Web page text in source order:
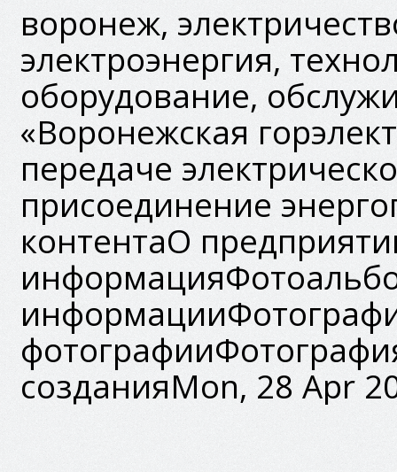
воронеж,
электроэнергия,
оборудование,
«Воронежская
передаче
присоединение
контентаО
созданияMon, 28 Apr